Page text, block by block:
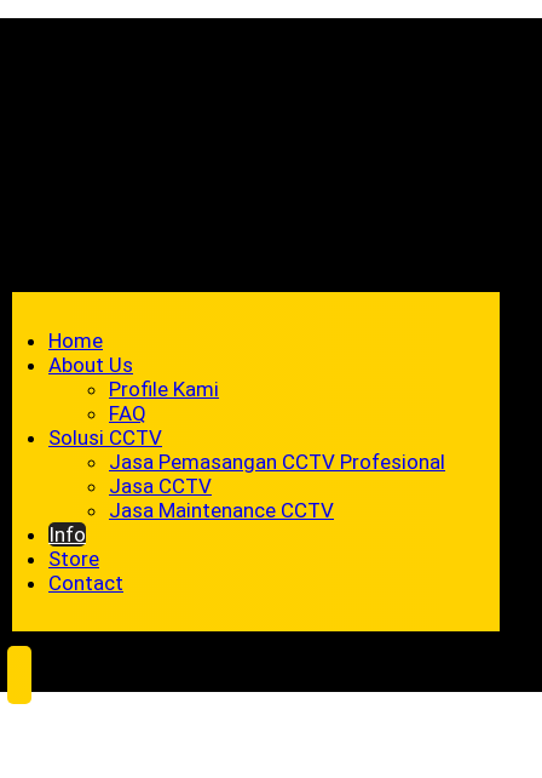
Home
About Us
Profile Kami
FAQ
Solusi CCTV
Jasa Pemasangan CCTV Profesional
Jasa CCTV
Jasa Maintenance CCTV
Info
Store
Contact